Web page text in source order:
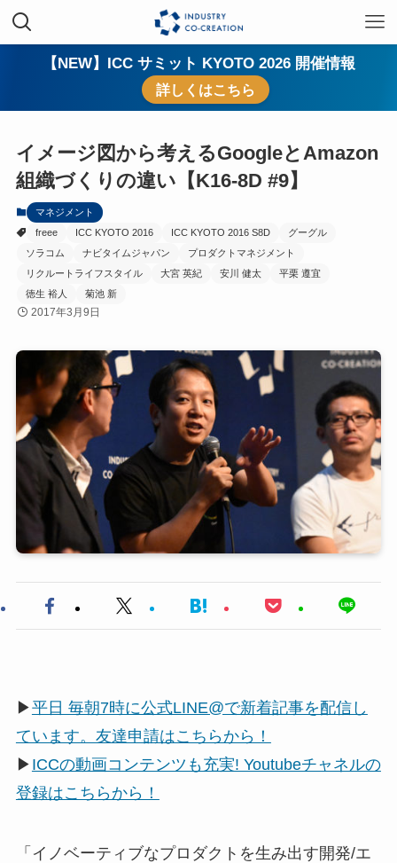
【NEW】ICC サミット KYOTO 2026 開催情報
詳しくはこちら
イメージ図から考えるGoogleとAmazon
組織づくりの違い【K16-8D #9】
マネジメント
freee
ICC KYOTO 2016 ICC KYOTO 2016 S8D
グーグル
ソラコム
ナビタイムジャパン
プロダクトマネジメント
リクルートライフスタイル
大宮 英紀 安川 健太
平栗 遵宜
徳生 裕人
菊池 新
2017年3月9日
▶平日 毎朝7時に公式LINE@で新着記事を配信し
ています。友達申請はこちらから！
▶ ICCの動画コンテンツも充実! Youtubeチャネルの
登録はこちらから！
「イノベーティブなプロダクトを生み出す開発/エ